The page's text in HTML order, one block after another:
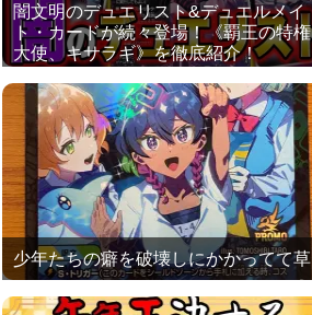
闇文明のデュエリスト&デュエルメイ
ト・カードが続々登場！《覇王の特権
大使、キサラギ》を徹底紹介！
少年たちの癖を破壊しにかかってて草